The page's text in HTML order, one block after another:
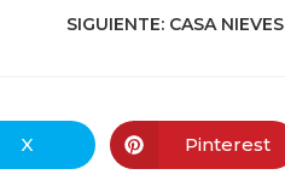
SIGUIENTE: CASA NIEVES
X Pinterest